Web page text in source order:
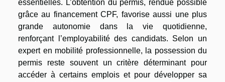
essentielles. L’obtention du permis, rendue possible
grâce au financement CPF, favorise aussi une plus
grande autonomie dans la vie quotidienne,
renforçant l’employabilité des candidats. Selon un
expert en mobilité professionnelle, la possession du
permis reste souvent un critère déterminant pour
accéder à certains emplois et pour développer sa